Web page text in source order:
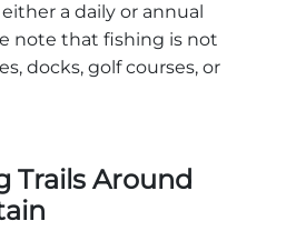
a daily or annual
note that fishing is not
docks, golf courses, or
Trails Around